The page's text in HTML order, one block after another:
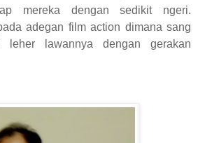
mereka dengan sedikit ngeri.
adegan film action dimana sang
leher lawannya dengan gerakan